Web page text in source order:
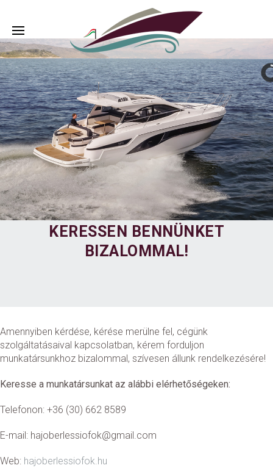
KERESSEN BENNÜNKET
BIZALOMMAL!
Amennyiben kérdése, kérése merülne fel, cégünk
szolgáltatásaival kapcsolatban, kérem forduljon
munkatársunkhoz bizalommal, szívesen állunk rendelkezésére!
Keresse a munkatársunkat az alábbi elérhetőségeken:
Telefonon: +36 (30) 662 8589
E-mail: hajoberlessiofok@gmail.com
Web: hajoberlessiofok.hu